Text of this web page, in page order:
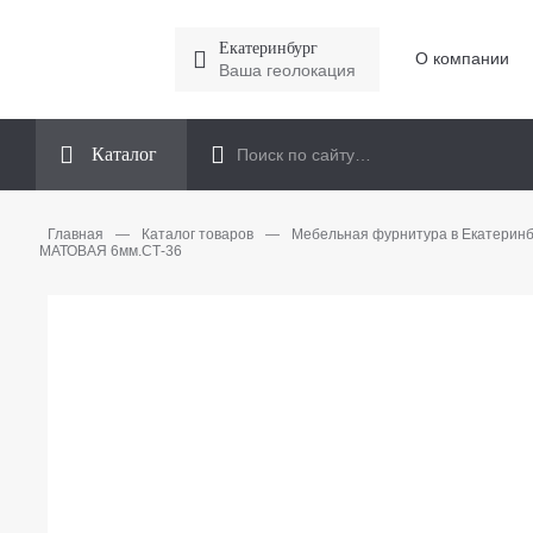
Екатеринбург
Ваша геолокация
О компании
Каталог
Главная — Каталог товаров —
Мебельная фурнитура в
МАТОВАЯ 6мм.СТ-36